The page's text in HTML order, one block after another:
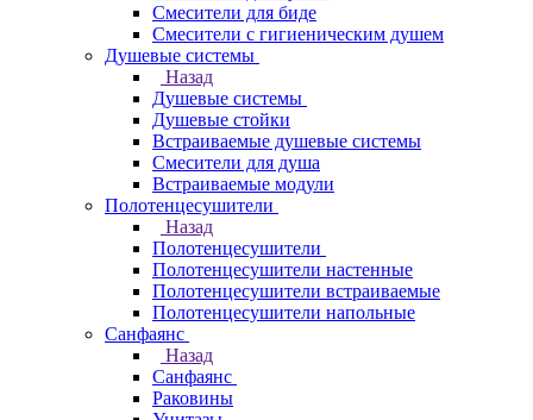
Смесители для биде
Смесители с гигиеническим душем
Душевые системы
Назад
Душевые системы
Душевые стойки
Встраиваемые душевые системы
Смесители для душа
Встраиваемые модули
Полотенцесушители
Назад
Полотенцесушители
Полотенцесушители настенные
Полотенцесушители встраиваемые
Полотенцесушители напольные
Санфаянс
Назад
Санфаянс
Раковины